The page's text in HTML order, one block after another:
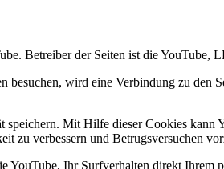
Betreiber der Seiten ist die
besuchen, wird eine Verbindung zu
Mit Hilfe dieser Cookies
zu verbessern und Betrugsversuchen
Ihr Surfverhalten direkt